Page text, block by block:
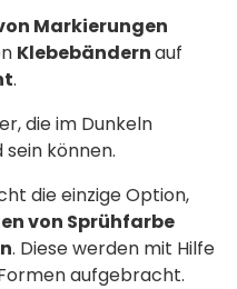
Markierungen
Klebebändernauf
.
die im Dunkeln
können.
die einzige Option,
von Sprühfarbe
. Diese werden mit Hilfe
aufgebracht.